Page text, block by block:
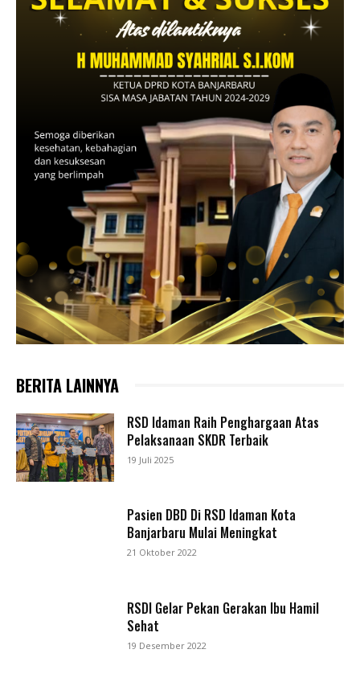
BERITA LAINNYA
RSD Idaman Raih Penghargaan Atas
Pelaksanaan SKDR Terbaik
19 Juli 2025
Pasien DBD Di RSD Idaman Kota
Banjarbaru Mulai Meningkat
21 Oktober 2022
RSDI Gelar Pekan Gerakan Ibu Hamil
Sehat
19 Desember 2022